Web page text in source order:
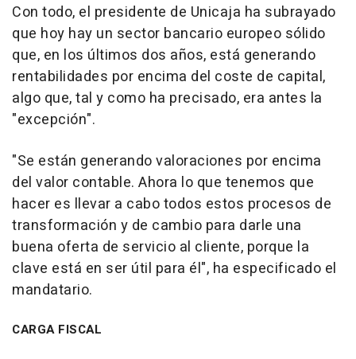
Con todo, el presidente de Unicaja ha subrayado
que hoy hay un sector bancario europeo sólido
que, en los últimos dos años, está generando
rentabilidades por encima del coste de capital,
algo que, tal y como ha precisado, era antes la
"excepción".
"Se están generando valoraciones por encima
del valor contable. Ahora lo que tenemos que
hacer es llevar a cabo todos estos procesos de
transformación y de cambio para darle una
buena oferta de servicio al cliente, porque la
clave está en ser útil para él", ha especificado el
mandatario.
CARGA FISCAL